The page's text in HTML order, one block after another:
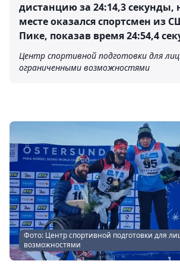
дистанцию за 24:14,3 секунды,
месте оказался спортсмен из
Пике, показав время 24:54,4
Центр спортивной подготовки для лиц
ограниченными возможностями
Фото: Центр спортивной подготовки для
возможностями